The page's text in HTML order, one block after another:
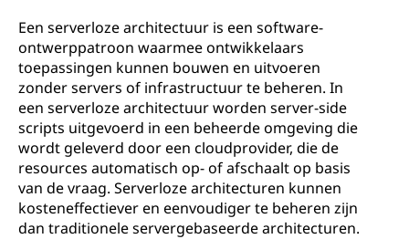
Een serverloze architectuur is een software-
ontwerppatroon waarmee ontwikkelaars
toepassingen kunnen bouwen en uitvoeren
zonder servers of infrastructuur te beheren. In
een serverloze architectuur worden server-side
scripts uitgevoerd in een beheerde omgeving die
wordt geleverd door een cloudprovider, die de
resources automatisch op- of afschaalt op basis
van de vraag. Serverloze architecturen kunnen
kosteneffectiever en eenvoudiger te beheren zijn
dan traditionele servergebaseerde architecturen.